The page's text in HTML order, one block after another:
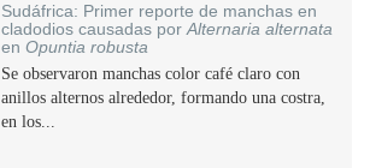
Sudáfrica: Primer reporte de manchas en
cladodios causadas por Alternaria alternata
en Opuntia robusta
Se observaron manchas color café claro con
anillos alternos alrededor, formando una costra,
en los...